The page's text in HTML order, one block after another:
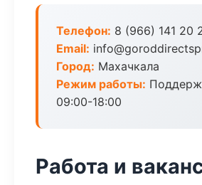
Телефон: 8 (966) 141 20
Email:
Город: Махачкала
Режим работы:
09:00-18:00
Работа и